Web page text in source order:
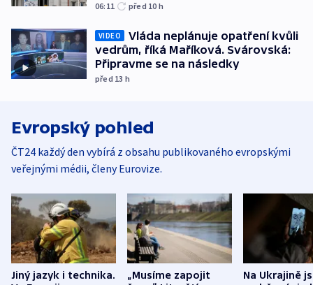
06:11 před 10 h
VIDEO
Vláda neplánuje opatření kvůli
vedrům, říká Maříková. Svárovská:
Připravme se na následky
před 13 h
Evropský pohled
ČT24 každý den vybírá z obsahu publikovaného evropskými
veřejnými médii, členy Eurovize.
Jiný jazyk i technika.
„Musíme zapojit
Na Ukrajině